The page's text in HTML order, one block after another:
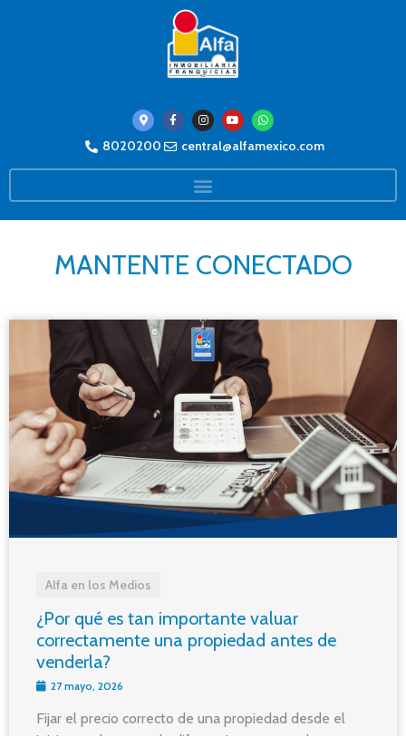
8020200 central@alfamexico.com
MANTENTE CONECTADO
Alfa en los Medios
¿Por qué es tan importante valuar
correctamente una propiedad antes de
venderla?
27 mayo, 2026
Fijar el precio correcto de una propiedad desde el